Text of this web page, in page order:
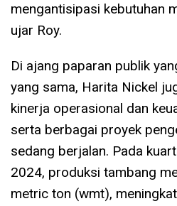
mengantisipasi kebutuhan
ujar Roy.
Di ajang paparan publik
yang sama, Harita Nickel
kinerja operasional dan
serta berbagai proyek
sedang berjalan. Pada
2024, produksi tambang
metric ton (wmt),